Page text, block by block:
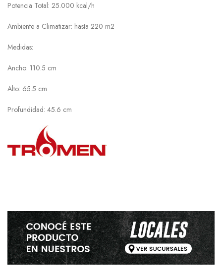
Potencia Total: 25.000 kcal/h
Ambiente a Climatizar: hasta 220 m2
Medidas:
Ancho: 110.5 cm
Alto: 65.5 cm
Profundidad: 45.6 cm